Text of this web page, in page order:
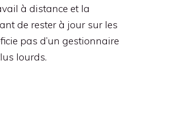
à distance et la
de rester à jour sur les
pas d’un gestionnaire
lourds.